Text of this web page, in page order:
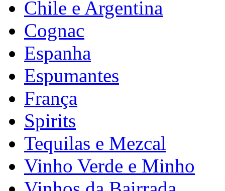
Chile e Argentina
Cognac
Espanha
Espumantes
França
Spirits
Tequilas e Mezcal
Vinho Verde e Minho